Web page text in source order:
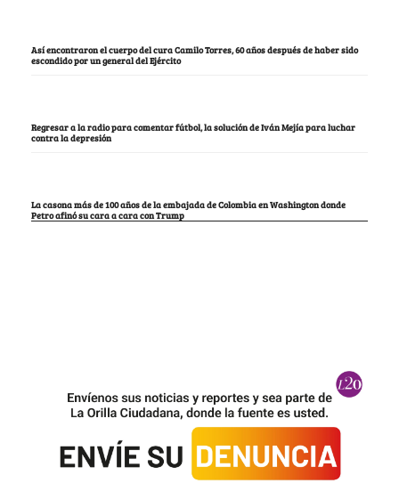
Así encontraron el cuerpo del cura Camilo Torres, 60 años después de haber sido
escondido por un general del Ejército
Regresar a la radio para comentar fútbol, la solución de Iván Mejía para luchar
contra la depresión
La casona más de 100 años de la embajada de Colombia en Washington donde
Petro afinó su cara a cara con Trump